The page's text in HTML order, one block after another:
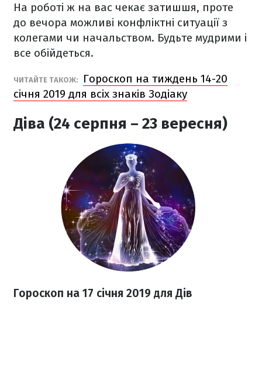
На роботі ж на вас чекає затишшя, проте
до вечора можливі конфліктні ситуації з
колегами чи начальством. Будьте мудрими і
все обійдеться.
ЧИТАЙТЕ ТАКОЖ:
Гороскоп на тиждень 14-20
січня 2019 для всіх знаків Зодіаку
Діва (24 серпня – 23 вересня)
Гороскоп на 17 січня 2019 для Дів